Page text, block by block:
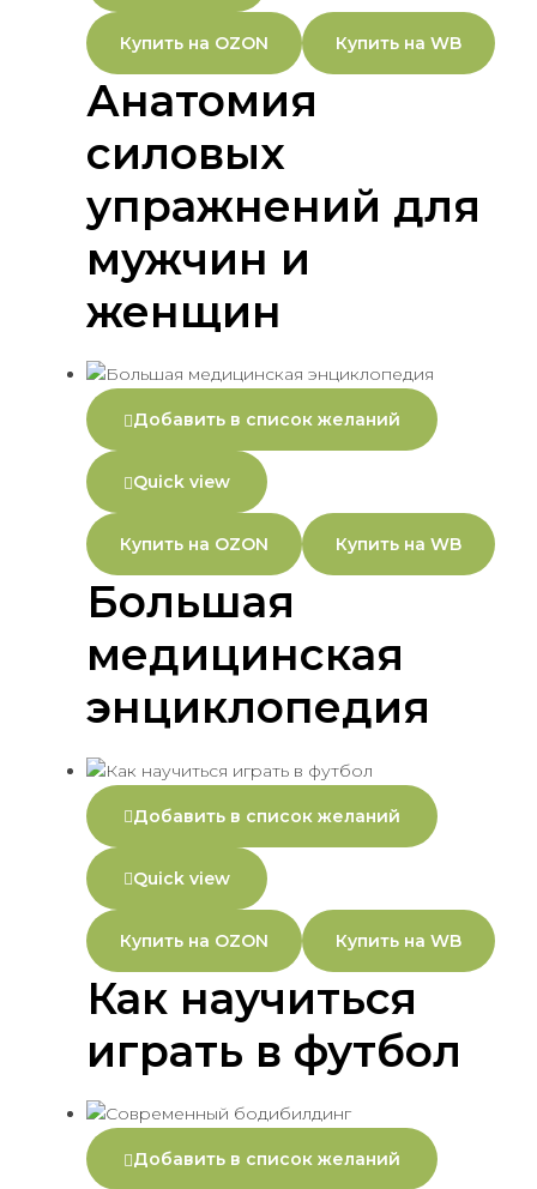
Купить на OZON Купить на WB
Анатомия
силовых
упражнений для
мужчин и
женщин
Добавить в список желаний
Quick view
Купить на OZON Купить на WB
Большая
медицинская
энциклопедия
Добавить в список желаний
Quick view
Купить на OZON Купить на WB
Как научиться
играть в футбол
Добавить в список желаний